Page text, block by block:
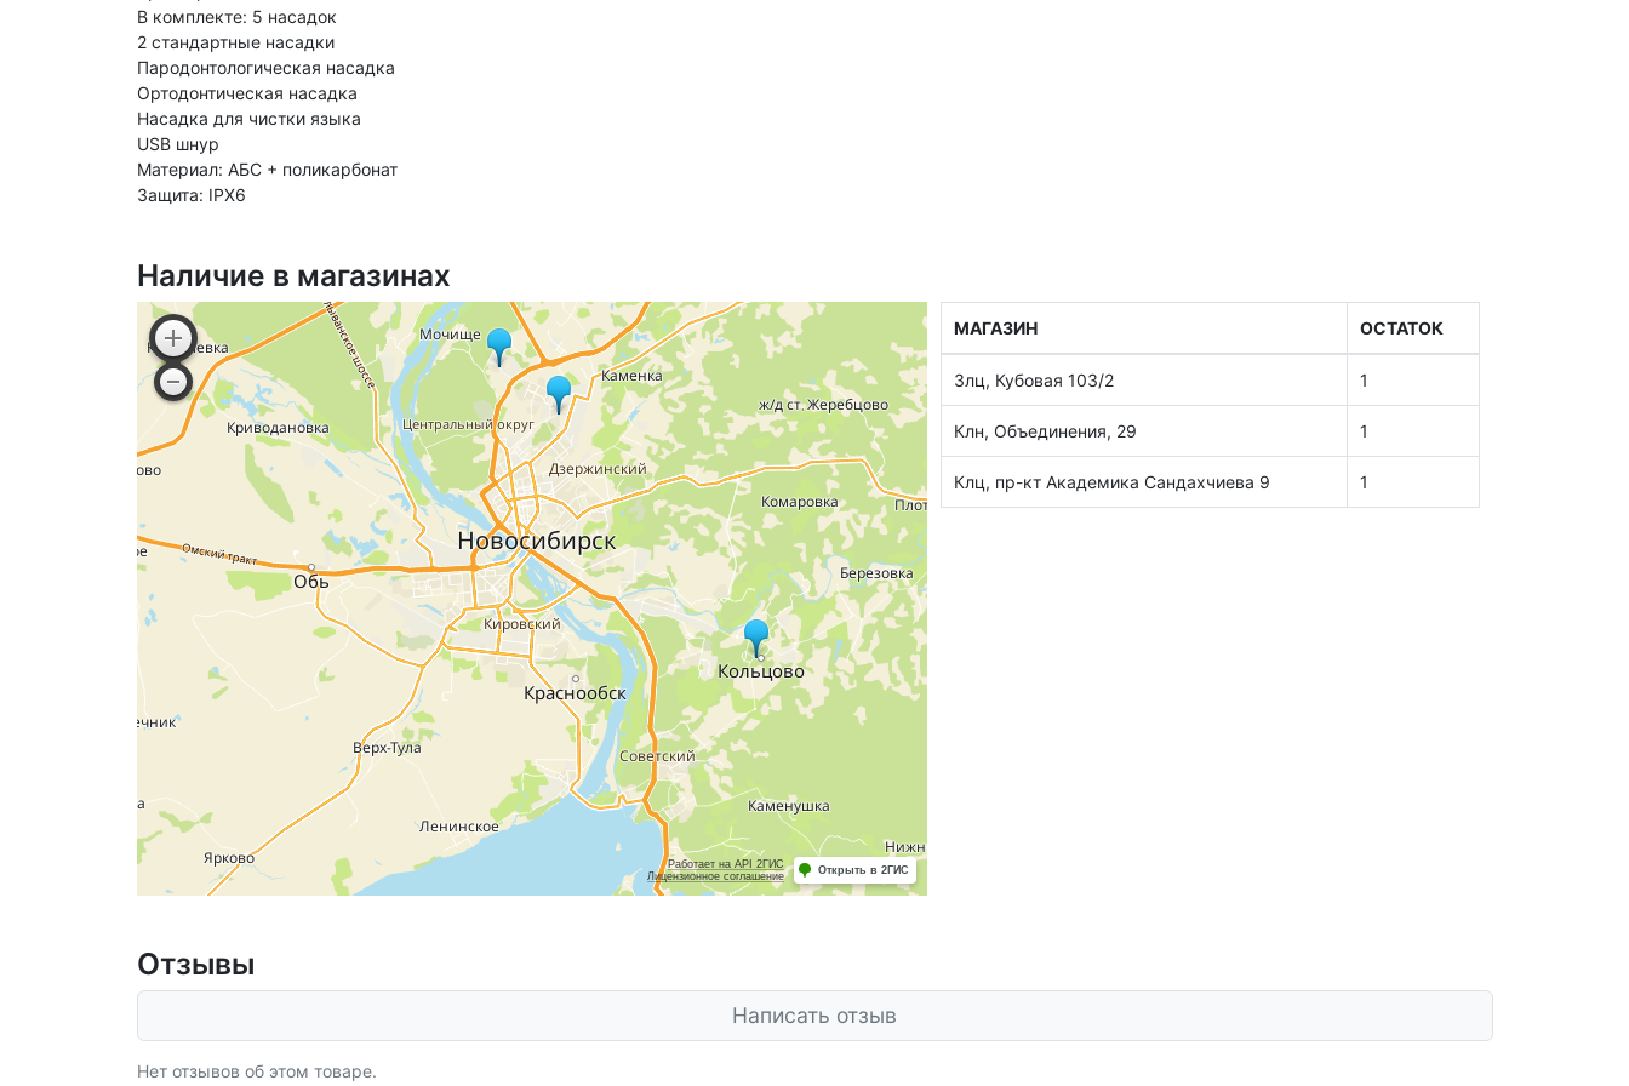
В комплекте: 5 насадок
2 стандартные насадки
Пародонтологическая насадка
Ортодонтическая насадка
Насадка для чистки языка
USB шнур
Материал: АБС + поликарбонат
Защита: IPX6
Наличие в магазинах
МАГАЗИН ОСТАТОК
Злц, Кубовая 103/2 1
Клн, Объединения, 29 1
Клц, пр-кт Академика Сандахчиева 9 1
Отзывы
Написать отзыв
Нет отзывов об этом товаре.